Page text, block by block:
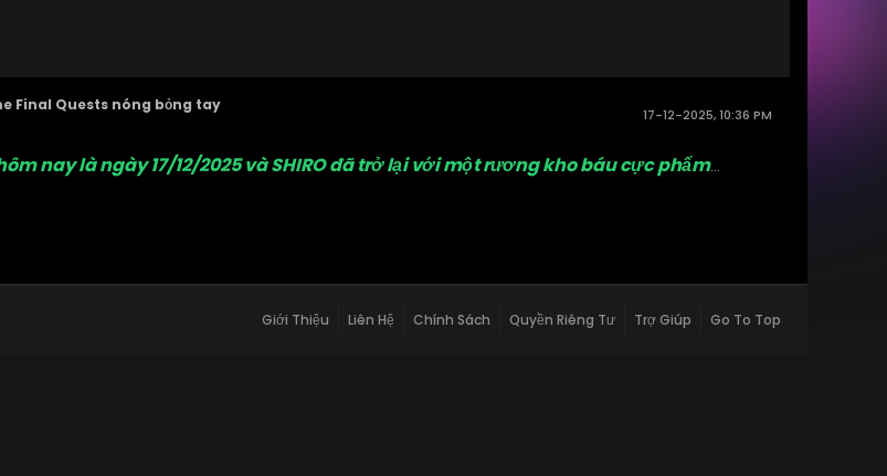
Final Quests nóng bỏng tay
17-12-2025, 10:36 PM
nay là ngày 17/12/2025 và SHIRO đã trở lại với một rương kho báu cực phẩm...
Giới Thiệu Liên Hệ Chính Sách Quyền Riêng Tư Trợ Giúp Go To Top